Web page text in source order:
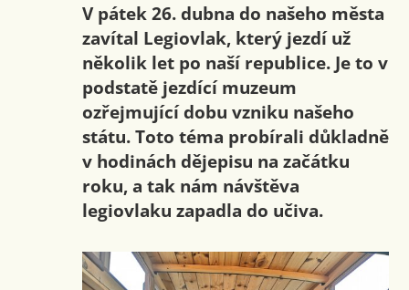
V pátek 26. dubna do našeho města
zavítal Legiovlak, který jezdí už
několik let po naší republice. Je to v
podstatě jezdící muzeum
ozřejmující dobu vzniku našeho
státu. Toto téma probírali důkladně
v hodinách dějepisu na začátku
roku, a tak nám návštěva
legiovlaku zapadla do učiva.